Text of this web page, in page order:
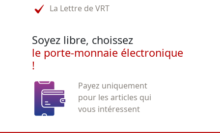
La Lettre de VRT
Soyez libre, choissez
le porte-monnaie électronique
!
Payez uniquement
pour les articles qui
vous intéressent